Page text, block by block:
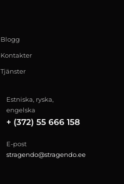
Blogg
Kontakter
Tjänster
Estniska, ryska,
engelska
+ (372) 55 666 158
E-post
stragendo@stragendo.ee